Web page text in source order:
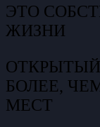
ЭТО
ЖИЗНИ
БОЛЕЕ,
МЕСТ